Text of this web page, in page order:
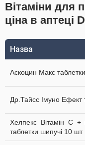
Вітаміни для
ціна в аптеці
Назва
Аскоцин Макс
Др.Тайсс Імуно Ефект
Хелпекс Вітамін С +
таблетки шипучі 10 шт